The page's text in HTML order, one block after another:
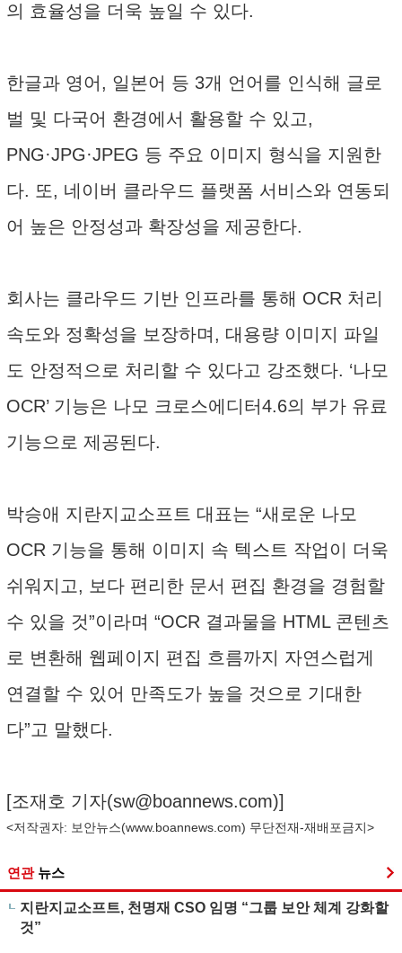
의 효율성을 더욱 높일 수 있다.
한글과 영어, 일본어 등 3개 언어를 인식해 글로
벌 및 다국어 환경에서 활용할 수 있고,
PNG·JPG·JPEG 등 주요 이미지 형식을 지원한
다. 또, 네이버 클라우드 플랫폼 서비스와 연동되
어 높은 안정성과 확장성을 제공한다.
회사는 클라우드 기반 인프라를 통해 OCR 처리
속도와 정확성을 보장하며, 대용량 이미지 파일
도 안정적으로 처리할 수 있다고 강조했다. ‘나모
OCR’ 기능은 나모 크로스에디터4.6의 부가 유료
기능으로 제공된다.
박승애 지란지교소프트 대표는 “새로운 나모
OCR 기능을 통해 이미지 속 텍스트 작업이 더욱
쉬워지고, 보다 편리한 문서 편집 환경을 경험할
수 있을 것”이라며 “OCR 결과물을 HTML 콘텐츠
로 변환해 웹페이지 편집 흐름까지 자연스럽게
연결할 수 있어 만족도가 높을 것으로 기대한
다”고 말했다.
[조재호 기자(sw@boannews.com)]
<저작권자: 보안뉴스(www.boannews.com) 무단전재-재배포금지>
연관 뉴스
지란지교소프트, 천명재 CSO 임명 “그룹 보안 체계 강화할
것”